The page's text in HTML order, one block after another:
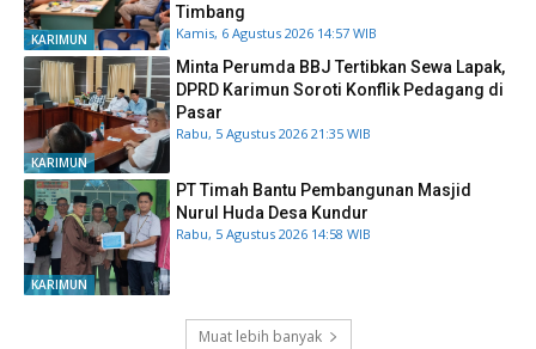
KARIMUN
Timbang
Kamis, 6 Agustus 2026 14:57 WIB
KARIMUN
Minta Perumda BBJ Tertibkan Sewa Lapak,
DPRD Karimun Soroti Konflik Pedagang di
Pasar
Rabu, 5 Agustus 2026 21:35 WIB
KARIMUN
PT Timah Bantu Pembangunan Masjid
Nurul Huda Desa Kundur
Rabu, 5 Agustus 2026 14:58 WIB
Muat lebih banyak